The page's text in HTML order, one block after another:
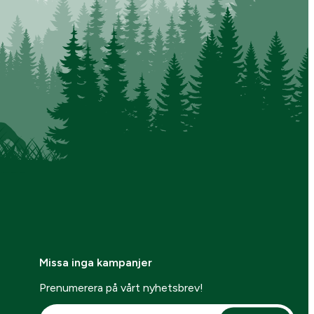
Missa inga kampanjer
Prenumerera på vårt nyhetsbrev!